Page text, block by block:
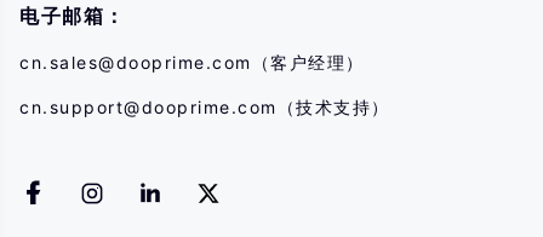
电子邮箱：
cn.sales@dooprime.com （客户经理）
cn.support@dooprime.com （技术支持）